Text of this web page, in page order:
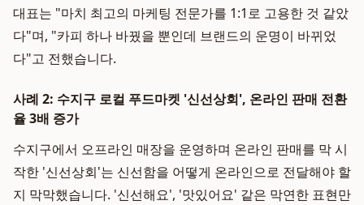
대표는 "마치 최고의 마케팅 전문가를 1:1로 고용한 것 같았
다"며, "카피 하나 바꿨을 뿐인데 브랜드의 운명이 바뀌었
다"고 전했습니다.
사례 2: 수지구 로컬 푸드마켓 '신선상회', 온라인 판매 전환
율 3배 증가
수지구에서 오프라인 매장을 운영하며 온라인 판매를 막 시
작한 '신선상회'는 신선함을 어떻게 온라인으로 전달해야 할
지 막막했습니다. '신선해요', '맛있어요' 같은 막연한 표현만